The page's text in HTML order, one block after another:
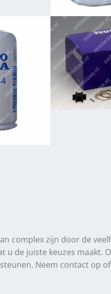
complex zijn door de
de juiste keuzes maakt.
Neem contact op